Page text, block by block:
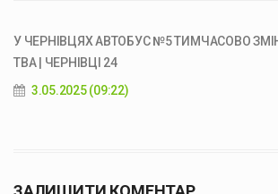
У ЧЕРНІВЦЯХ АВТОБУС №5 ТИМЧАСОВО
ТВА | ЧЕРНІВЦІ 24
3.05.2025 (09:22)